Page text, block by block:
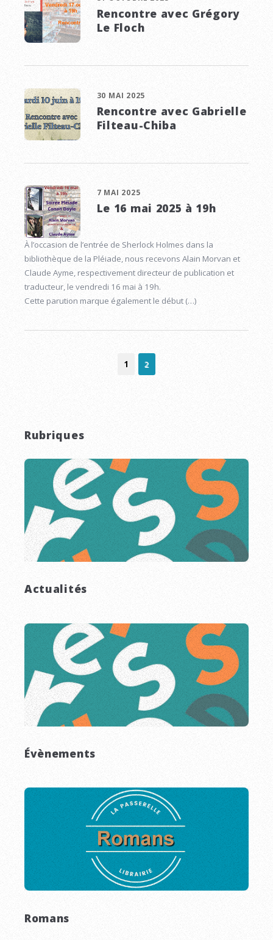
Rencontre avec Grégory
Le Floch
30 MAI 2025
Rencontre avec Gabrielle
Filteau-Chiba
7 MAI 2025
Le 16 mai 2025 à 19h
À l’occasion de l’entrée de Sherlock Holmes dans la
bibliothèque de la Pléiade, nous recevons Alain Morvan et
Claude Ayme, respectivement directeur de publication et
traducteur, le vendredi 16 mai à 19h.
Cette parution marque également le début (…)
1 2
Rubriques
Actualités
Évènements
Romans